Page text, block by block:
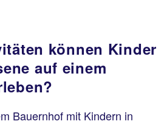
können Kinder
auf einem
Bauernhof mit Kindern in